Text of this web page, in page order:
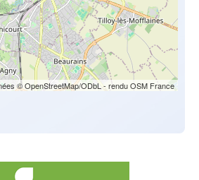
© OpenStreetMap/ODbL - rendu OSM France